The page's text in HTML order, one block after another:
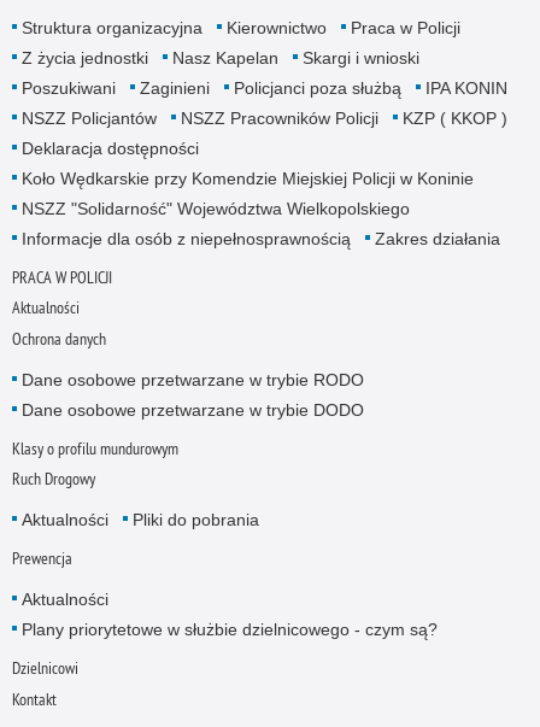
Struktura organizacyjna Kierownictwo
Praca w Policji
Z życia jednostki
Nasz Kapelan
Skargi i wnioski
Poszukiwani
Zaginieni Policjanci poza służbą
IPA KONIN
NSZZ Policjantów
NSZZ Pracowników Policji
KZP ( KKOP )
Deklaracja dostępności
Koło Wędkarskie przy Komendzie Miejskiej Policji w Koninie
NSZZ "Solidarność" Województwa Wielkopolskiego
Informacje dla osób z niepełnosprawnością
Zakres działania
PRACA W POLICJI
Aktualności
Ochrona danych
Dane osobowe przetwarzane w trybie RODO
Dane osobowe przetwarzane w trybie DODO
Klasy o profilu mundurowym
Ruch Drogowy
Aktualności Pliki do pobrania
Prewencja
Aktualności
Plany priorytetowe w służbie dzielnicowego - czym są?
Dzielnicowi
Kontakt